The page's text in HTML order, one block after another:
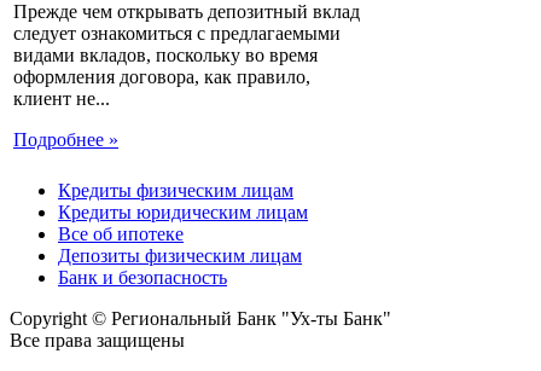
Прежде чем открывать депозитный вклад
следует ознакомиться с предлагаемыми
видами вкладов, поскольку во время
оформления договора, как правило,
клиент не...
Подробнее »
Кредиты физическим лицам
Кредиты юридическим лицам
Все об ипотеке
Депозиты физическим лицам
Банк и безопасность
Copyright © Региональный Банк "Ух-ты Банк"
Все права защищены